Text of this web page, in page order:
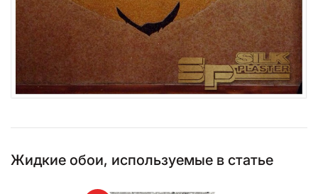
Жидкие обои, используемые в статье